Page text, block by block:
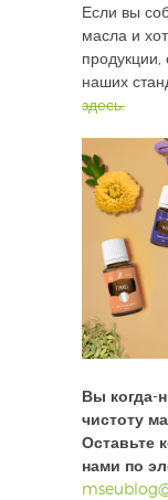
Если вы
масла и
наших
здесь.
Вы когда-
чистоту
Оставьте
нами по